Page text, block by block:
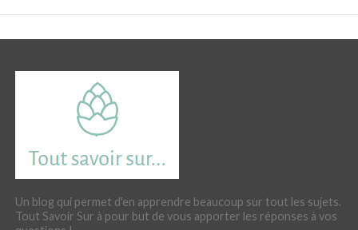
Un blog qui permet d'en apprendre beaucoup sur tout les sujets.
Tout Savoir Sur à pour but de vous apporter les réponses à vos